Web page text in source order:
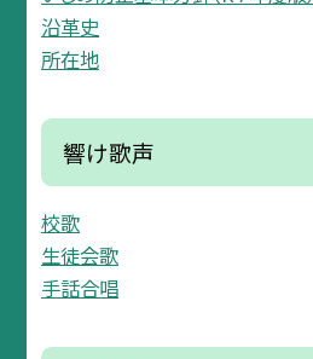
沿革史
所在地
響け歌声
校歌
生徒会歌
手話合唱